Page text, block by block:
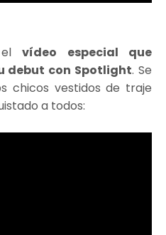
vídeo especial que
debut con Spotlight. Se
chicos vestidos de traje
a todos: